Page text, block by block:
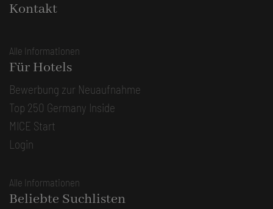
Kontakt
Alle Informationen
Für Hotels
Bewerbung zur Neuaufnahme
Top 250 Germany Inside
MICE Start
Login
Alle Informationen
Beliebte Suchlisten